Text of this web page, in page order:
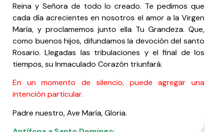
Reina y Señora de todo lo creado. Te pedimos que
cada día acrecientes en nosotros el amor a la Virgen
María, y proclamemos junto ella Tu Grandeza. Que,
como buenos hijos, difundamos la devoción del santo
Rosario. Llegadas las tribulaciones y el final de los
tiempos, su Inmaculado Corazón triunfará.
En un momento de silencio, puede agregar una
intención particular.
Padre nuestro, Ave María, Gloria.